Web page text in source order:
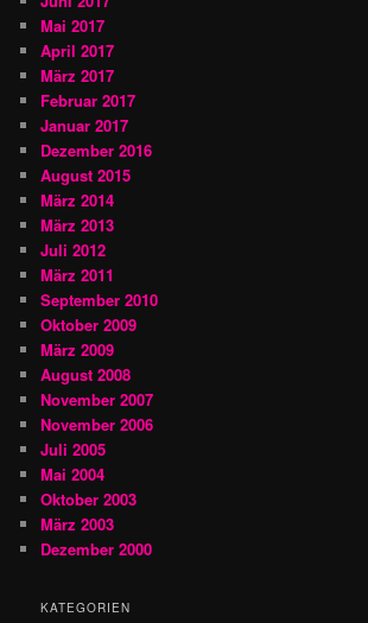
Mai 2017
April 2017
März 2017
Februar 2017
Januar 2017
Dezember 2016
August 2015
März 2014
März 2013
Juli 2012
März 2011
September 2010
Oktober 2009
März 2009
August 2008
November 2007
November 2006
Juli 2005
Mai 2004
Oktober 2003
März 2003
Dezember 2000
KATEGORIEN